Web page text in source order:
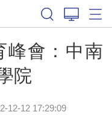
峰會：中南
院
12-12 17:29:09